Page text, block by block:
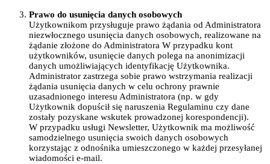
Prawo do usunięcia danych osobowych
Użytkownikom przysługuje prawo żądania od Administratora
niezwłocznego usunięcia danych osobowych, realizowane na
żądanie złożone do Administratora W przypadku kont
użytkowników, usunięcie danych polega na anonimizacji
danych umożliwiających identyfikację Użytkownika.
Administrator zastrzega sobie prawo wstrzymania realizacji
żądania usunięcia danych w celu ochrony prawnie
uzasadnionego interesu Administratora (np. w gdy
Użytkownik dopuścił się naruszenia Regulaminu czy dane
zostały pozyskane wskutek prowadzonej korespondencji).
W przypadku usługi Newsletter, Użytkownik ma możliwość
samodzielnego usunięcia swoich danych osobowych
korzystając z odnośnika umieszczonego w każdej przesyłanej
wiadomości e-mail.